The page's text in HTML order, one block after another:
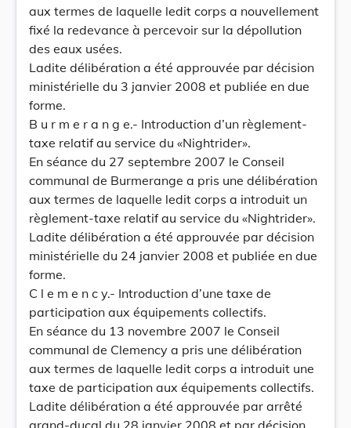
aux termes de laquelle ledit corps a nouvellement
fixé la redevance à percevoir sur la dépollution
des eaux usées.
Ladite délibération a été approuvée par décision
ministérielle du 3 janvier 2008 et publiée en due
forme.
B u r m e r a n g e.- Introduction d’un règlement-
taxe relatif au service du «Nightrider».
En séance du 27 septembre 2007 le Conseil
communal de Burmerange a pris une délibération
aux termes de laquelle ledit corps a introduit un
règlement-taxe relatif au service du «Nightrider».
Ladite délibération a été approuvée par décision
ministérielle du 24 janvier 2008 et publiée en due
forme.
C l e m e n c y.- Introduction d’une taxe de
participation aux équipements collectifs.
En séance du 13 novembre 2007 le Conseil
communal de Clemency a pris une délibération
aux termes de laquelle ledit corps a introduit une
taxe de participation aux équipements collectifs.
Ladite délibération a été approuvée par arrêté
grand-ducal du 28 janvier 2008 et par décision